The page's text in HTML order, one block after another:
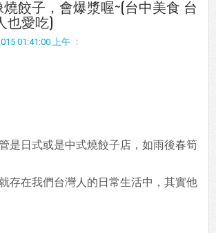
餃子，會爆漿喔~(台中美食 台
也愛吃)
01:41:00 上午
是日式或是中式燒餃子店，如雨後春筍
存在我們台灣人的日常生活中，其實他